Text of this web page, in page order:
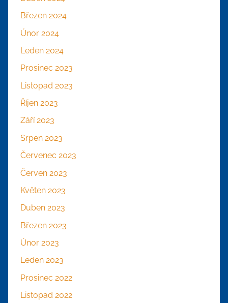
Březen 2024
Únor 2024
Leden 2024
Prosinec 2023
Listopad 2023
Říjen 2023
Září 2023
Srpen 2023
Červenec 2023
Červen 2023
Květen 2023
Duben 2023
Březen 2023
Únor 2023
Leden 2023
Prosinec 2022
Listopad 2022